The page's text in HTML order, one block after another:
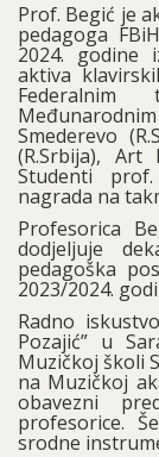
Prof. Begić je
pedagoga
2024. godine
aktiva
Smederevo
(R.Srbija), Art
Studenti
nagrada na
Profesorica
dodjeljuje
pedagoška
2023/2024.
Radno
Pozajić” u
Muzičkoj školi
na Muzičkoj
obavezni
profesorice.
srodne